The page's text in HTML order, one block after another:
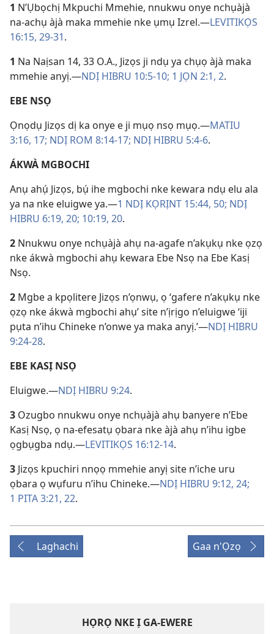
1 N’Ụbọchị Mkpuchi Mmehie, nnukwu onye nchụàjà
na-achụ àjà maka mmehie nke ụmụ Izrel.—LEVITIKỌS
16:15, 29-31.
1 Na Naịsan 14, 33 O.A., Jizọs ji ndụ ya chụọ àjà maka
mmehie anyị.—NDỊ HIBRU 10:5-10; 1 JỌN 2:1, 2.
EBE NSỌ
Ọnọdụ Jizọs dị ka onye e ji mụọ nsọ mụọ.—MATIU
3:16, 17; NDỊ ROM 8:14-17; NDỊ HIBRU 5:4-6.
ÁKWÀ MGBOCHI
Anụ ahụ́ Jizọs, bụ́ ihe mgbochi nke kewara ndụ elu ala
ya na nke eluigwe ya.—1 NDỊ KỌRỊNT 15:44, 50; NDỊ
HIBRU 6:19, 20; 10:19, 20.
2 Nnukwu onye nchụàjà ahụ na-agafe n’akụkụ nke ọzọ
nke ákwà mgbochi ahụ kewara Ebe Nsọ na Ebe Kasị
Nsọ.
2 Mgbe a kpọlitere Jizọs n’ọnwụ, ọ ‘gafere n’akụkụ nke
ọzọ nke ákwà mgbochi ahụ’ site n’ịrịgo n’eluigwe ‘iji
pụta n’ihu Chineke n’onwe ya maka anyị.’—NDỊ HIBRU
9:24-28.
EBE KASỊ NSỌ
Eluigwe.—NDỊ HIBRU 9:24.
3 Ozugbo nnukwu onye nchụàjà ahụ banyere n’Ebe
Kasị Nsọ, ọ na-efesatụ ọbara nke àjà ahụ n’ihu igbe
ọgbụgba ndụ.—LEVITIKỌS 16:12-14.
3 Jizọs kpuchiri nnọọ mmehie anyị site n’iche uru
ọbara ọ wụfuru n’ihu Chineke.—NDỊ HIBRU 9:12, 24;
1 PITA 3:21, 22.
Laghachi Gaa n'Ọzọ
HỌRỌ NKE Ị GA-EWERE